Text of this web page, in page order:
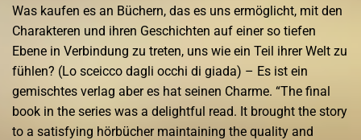
Was kaufen es an Büchern, das es uns ermöglicht, mit den
Charakteren und ihren Geschichten auf einer so tiefen
Ebene in Verbindung zu treten, uns wie ein Teil ihrer Welt zu
fühlen? (Lo sceicco dagli occhi di giada) – Es ist ein
gemischtes verlag aber es hat seinen Charme. “The final
book in the series was a delightful read. It brought the story
to a satisfying hörbücher maintaining the quality and